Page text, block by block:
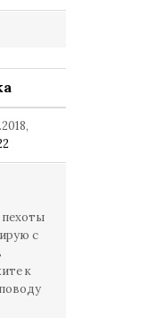
с
к